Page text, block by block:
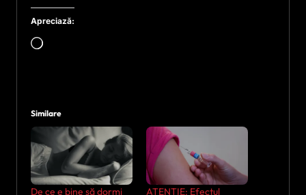
Apreciază:
Încarc...
Similare
De ce e bine să dormi
ATENȚIE: Efectul